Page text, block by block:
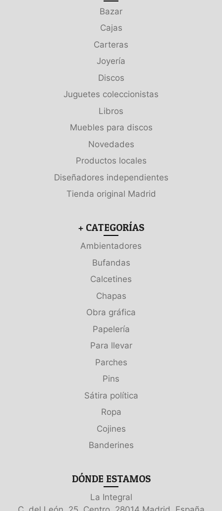
Bazar
Cajas
Carteras
Joyería
Discos
Juguetes coleccionistas
Libros
Muebles para discos
Novedades
Productos locales
Diseñadores independientes
Tienda original Madrid
+ CATEGORÍAS
Ambientadores
Bufandas
Calcetines
Chapas
Obra gráfica
Papelería
Para llevar
Parches
Pins
Sátira política
Ropa
Cojines
Banderines
DÓNDE ESTAMOS
La Integral